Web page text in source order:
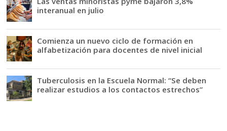
interanual en julio
Comienza un nuevo ciclo de formación en
alfabetización para docentes de nivel inicial
Tuberculosis en la Escuela Normal: “Se deben
realizar estudios a los contactos estrechos”